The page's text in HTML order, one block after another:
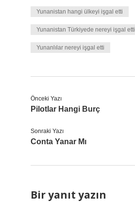
Yunanistan hangi ülkeyi işgal etti
Yunanistan Türkiyede nereyi işgal etti
Yunanlılar nereyi işgal etti
Önceki Yazı
Pilotlar Hangi Burç
Sonraki Yazı
Conta Yanar Mı
Bir yanıt yazın